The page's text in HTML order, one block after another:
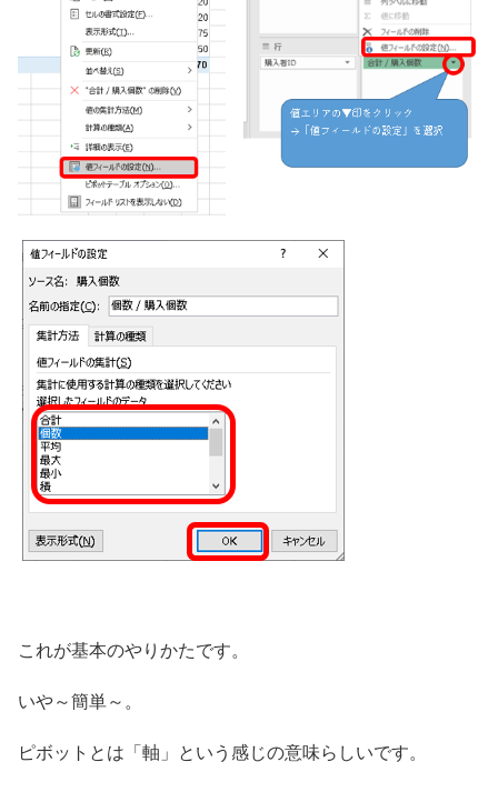
これが基本のやりかたです。
いや～簡単～。
ピボットとは「軸」という感じの意味らしいです。